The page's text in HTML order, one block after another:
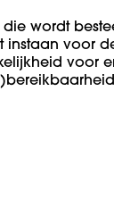
wordt
instaan